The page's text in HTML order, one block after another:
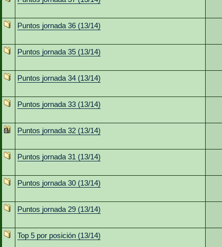
Puntos jornada 36 (13/14)
Puntos jornada 35 (13/14)
Puntos jornada 34 (13/14)
Puntos jornada 33 (13/14)
Puntos jornada 32 (13/14)
Puntos jornada 31 (13/14)
Puntos jornada 30 (13/14)
Puntos jornada 29 (13/14)
Top 5 por posición (13/14)